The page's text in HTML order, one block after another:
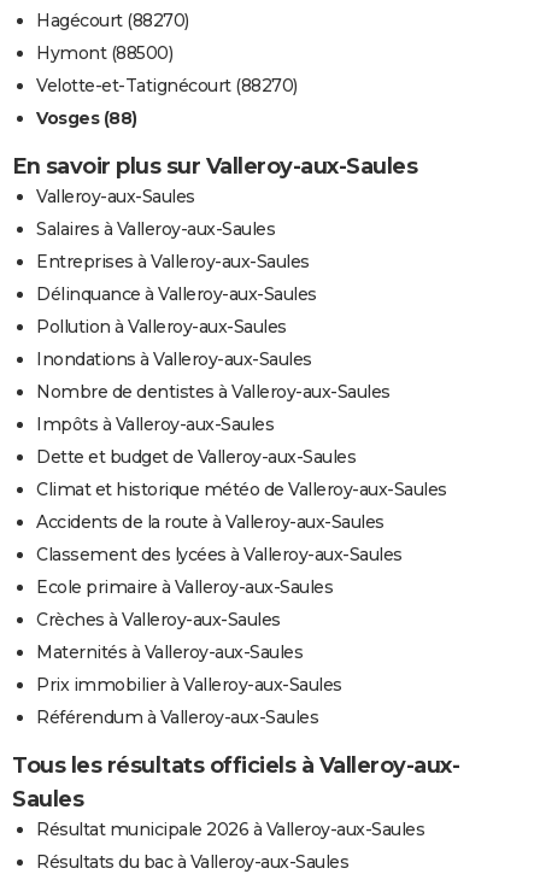
Hagécourt (88270)
Hymont (88500)
Velotte-et-Tatignécourt (88270)
Vosges (88)
En savoir plus sur Valleroy-aux-Saules
Valleroy-aux-Saules
Salaires à Valleroy-aux-Saules
Entreprises à Valleroy-aux-Saules
Délinquance à Valleroy-aux-Saules
Pollution à Valleroy-aux-Saules
Inondations à Valleroy-aux-Saules
Nombre de dentistes à Valleroy-aux-Saules
Impôts à Valleroy-aux-Saules
Dette et budget de Valleroy-aux-Saules
Climat et historique météo de Valleroy-aux-Saules
Accidents de la route à Valleroy-aux-Saules
Classement des lycées à Valleroy-aux-Saules
Ecole primaire à Valleroy-aux-Saules
Crèches à Valleroy-aux-Saules
Maternités à Valleroy-aux-Saules
Prix immobilier à Valleroy-aux-Saules
Référendum à Valleroy-aux-Saules
Tous les résultats officiels à Valleroy-aux-
Saules
Résultat municipale 2026 à Valleroy-aux-Saules
Résultats du bac à Valleroy-aux-Saules